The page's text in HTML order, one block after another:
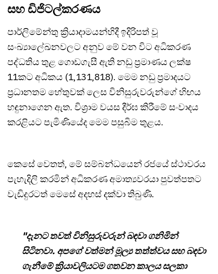
සහ ඩිජිටල්කරණය
පාර්ලිමේන්තු ක්‍රියාදාමයන්හිදී ඉදිරිපත් වූ
සංඛ්‍යාලේඛනවලට අනුව මේ වන විට අධිකරණ
පද්ධතිය තුළ ගොඩගැසී ඇති නඩු ප්‍රමාණය ලක්ෂ
11කට අධිකය (1,131,818). මෙම නඩු ප්‍රමාදයට
ප්‍රධානතම හේතුවක් ලෙස විනිසුරුවරුන්ගේ හිඟය
හඳුනාගෙන ඇත. විශ්‍රාම වයස දීර්ඝ කිරීමේ සංවාදය
කරළියට පැමිණියේද මෙම පසුබිම තුළය.
කෙසේ වෙතත්, මේ සම්බන්ධයෙන් රජයේ ස්ථාවරය
පැහැදිලි කරමින් අධිකරණ අමාත්‍යවරයා පුවත්පතට
වැඩිදුරටත් මෙසේ අදහස් දක්වා තිබුණි.
"දැනට තවත් විනිසුරුවරුන් බඳවා ගනිමින්
සිටිනවා. අපගේ වත්මන් මූල්‍ය තත්ත්වය සහ බඳවා
ගැනීමේ ක්‍රියාවලියටම ගතවන කාලය සලකා